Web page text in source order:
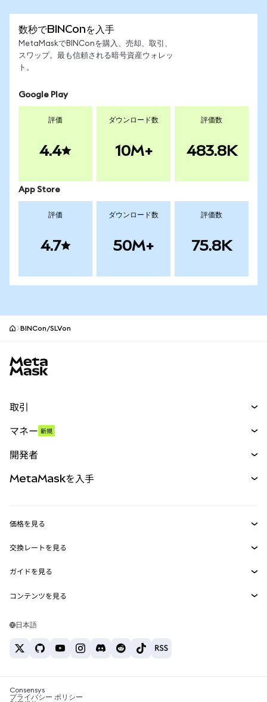
数秒でBINConを入手
MetaMaskでBINConを購入、売却、取引、
スワップ。最も信頼される暗号資産ウォレッ
ト。
Google Play
評価
4.4
ダウンロード数
10M+
評価数
483.8K
App Store
評価
4.7
ダウンロード数
50M+
評価数
75.8K
BINCon/SLVon
取引
パーペチュアル
RWA
マネー 新規
開発者
MetaMask Connect
Snaps
Web3サービス
MetaMaskを入手
セキュリティ
サポート
キャリア
お問い合わせ
価格を見る
イーサリアムの価格
Solanaの価格
Tetherの価格
交換レートを見る
ETH→USD
USDT→INR
BTC→INR
ETH→USDT
ガイドを見る
ETHの購入
USDTの購入
SHIBの購入
コンテンツを見る
Solanaウォレット
税制関連ニュース
日本語
Consensys
プライバシー ポリシー